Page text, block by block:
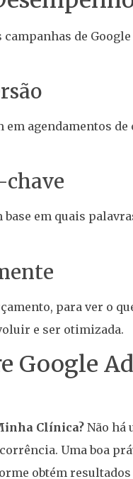
de
agendamentos de
chave
em quais
para ver o
e ser otimizada.
Google
Clínica?Não há
Uma boa
obtém